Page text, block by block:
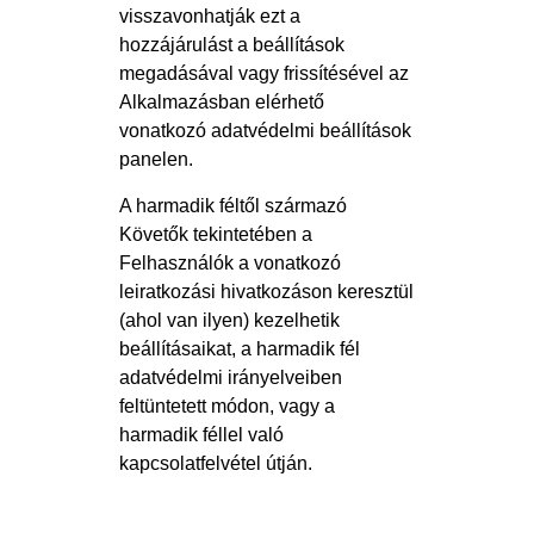
visszavonhatják ezt a
hozzájárulást a beállítások
megadásával vagy frissítésével az
Alkalmazásban elérhető
vonatkozó adatvédelmi beállítások
panelen.
A harmadik féltől származó
Követők tekintetében a
Felhasználók a vonatkozó
leiratkozási hivatkozáson keresztül
(ahol van ilyen) kezelhetik
beállításaikat, a harmadik fél
adatvédelmi irányelveiben
feltüntetett módon, vagy a
harmadik féllel való
kapcsolatfelvétel útján.